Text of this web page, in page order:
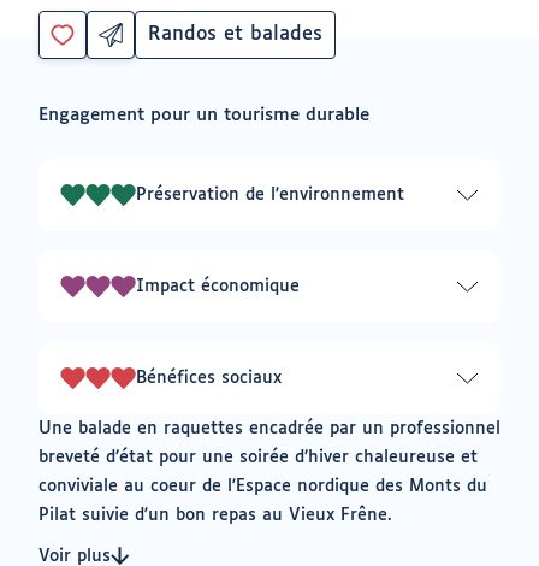
Vous
connecté
à
Partager
par
vers
messagerie
Catégorie
Randos et balades
Engagement pour un tourisme durable
Préservation de l'environnement
3
Impact économique
3
Bénéfices sociaux
3
sur
Une balade en raquettes encadrée par un professionnel
breveté d’état pour une soirée d’hiver chaleureuse et
conviviale au coeur de l'Espace nordique des Monts du
Pilat suivie d'un bon repas au Vieux Frêne.
Voir plus